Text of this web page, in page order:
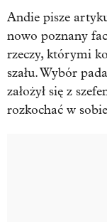
Andie pisze
nowo poznany
rzeczy, którymi
szału.Wybór
założył się z
rozkochać w